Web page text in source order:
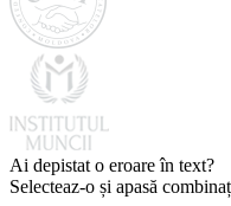
Ai depistat o eroare în text?
Selecteaz-o și apasă